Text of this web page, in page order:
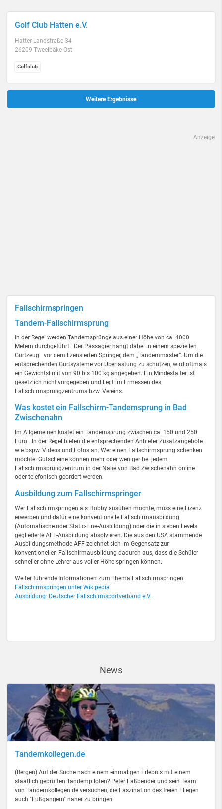
Fallschirmspringen
Tandem-Fallschirmsprung
In der Regel werden Tandemsprünge aus einer Höhe von ca. 4000
Metern durchgeführt. Der Passagier hängt dabei in einem speziellen
Gurtzeug vor dem lizensierten Springer, dem „Tandemmaster“. Um die
entsprechenden Gurtsysteme vor Überlastung zu schützen, wird oftmals
ein Gewichtslimit von 90 bis 100 kg angegeben. Ein Mindestalter ist
gesetzlich nicht vorgegeben und liegt im Ermessen des
Fallschirmsprungzentrums bzw. Vereins.
Was kostet ein Fallschirm-Tandemsprung in Bad
Zwischenahn
Im Allgemeinen kostet ein Tandemsprung zwischen ca. 150 und 250
Euro. In der Regel bieten die entsprechenden Anbieter Zusatzangebote
wie bspw. Videos und Fotos an. Wer einen Fallschirmsprung schenken
möchte: Gutscheine können mehr oder weniger bei jedem
Fallschirmsprungzentrum in der Nähe von Bad Zwischenahn online
oder telefonisch geordert werden.
Ausbildung zum Fallschirmspringer
Wer Fallschirmspringen als Hobby ausüben möchte, muss eine Lizenz
erwerben und dafür eine konventionelle Fallschirmausbildung
(Automatische oder Static-Line-Ausbildung) oder die in sieben Levels
gegliederte AFF-Ausbildung absolvieren. Die aus den USA stammende
Ausbildungsmethode AFF zeichnet sich im Gegensatz zur
konventionellen Fallschirmausbildung dadurch aus, dass die Schüler
schneller ohne Lehrer aus voller Höhe springen können.
Weiter führende Informationen zum Thema Fallschirmspringen:
Fallschirmspringen unter Wikipedia
Ausbildung: Deutscher Fallschirmsportverband e.V.
Golf Club Hatten e.V.
Hatter Landstraße 34
26209 Tweelbäke-Ost
Golfclub
Weitere Ergebnisse
Anzeige
News
Tandemkollegen.de
(Bergen) Auf der Suche nach einem einmaligen Erlebnis mit einem
staatlich geprüften Tandempiloten? Peter Faßbender und sein Team
von Tandemkollegen.de versuchen, die Faszination des freien Fliegen
auch "Fußgängern" näher zu bringen.